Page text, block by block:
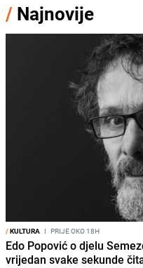
/ Najnovije
/KULTURA I PRIJE OKO 18H
Edo Popović o djelu
vrijedan svake sekunde